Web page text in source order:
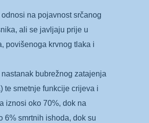
na pojavnost srčanog
ali se javljaju prije u
povišenoga krvnog tlaka i
bubrežnog zatajenja
te smetnje funkcije crijeva i
iznosi oko 70%, dok na
6% smrtnih ishoda, dok su